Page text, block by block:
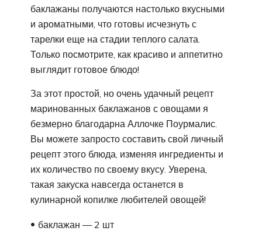
баклажаны получаются настолько вкусными
и ароматными, что готовы исчезнуть с
тарелки еще на стадии теплого салата.
Только посмотрите, как красиво и аппетитно
выглядит готовое блюдо!
За этот простой, но очень удачный рецепт
маринованных баклажанов с овощами я
безмерно благодарна Аллочке Поурмалис.
Вы можете запросто составить свой личный
рецепт этого блюда, изменяя ингредиенты и
их количество по своему вкусу. Уверена,
такая закуска навсегда останется в
кулинарной копилке любителей овощей!
баклажан — 2 шт